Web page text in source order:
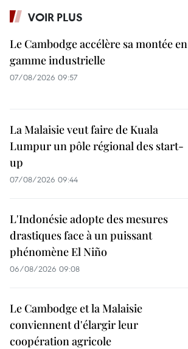
VOIR PLUS
Le Cambodge accélère sa montée en
gamme industrielle
07/08/2026 09:57
La Malaisie veut faire de Kuala
Lumpur un pôle régional des start-
up
07/08/2026 09:44
L'Indonésie adopte des mesures
drastiques face à un puissant
phénomène El Niño
06/08/2026 09:08
Le Cambodge et la Malaisie
conviennent d'élargir leur
coopération agricole